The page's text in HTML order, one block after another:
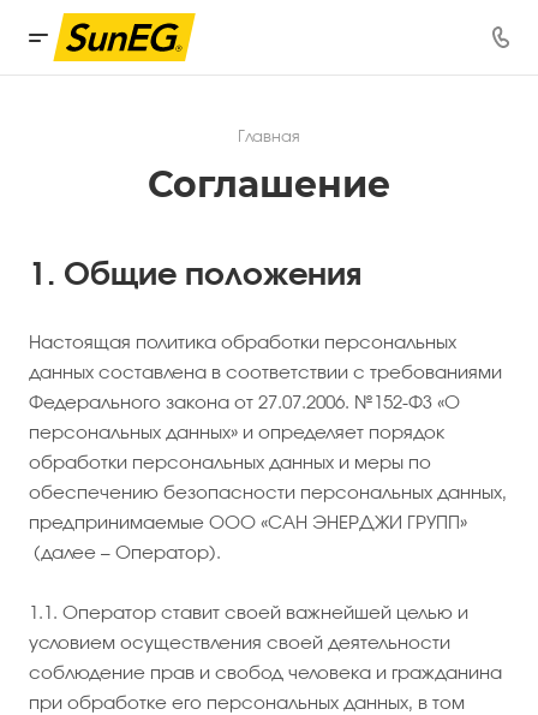
Главная
Соглашение
1. Общие положения
Настоящая политика обработки персональных
данных составлена в соответствии с требованиями
Федерального закона от 27.07.2006. №152-ФЗ «О
персональных данных» и определяет порядок
обработки персональных данных и меры по
обеспечению безопасности персональных данных,
предпринимаемые ООО «САН ЭНЕРДЖИ ГРУПП»
(далее – Оператор).
1.1. Оператор ставит своей важнейшей целью и
условием осуществления своей деятельности
соблюдение прав и свобод человека и гражданина
при обработке его персональных данных, в том